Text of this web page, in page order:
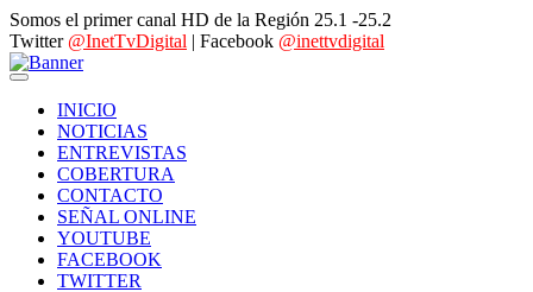
Somos el primer canal HD de la Región 25.1 -25.2
Twitter @InetTvDigital | Facebook @inettvdigital
INICIO
NOTICIAS
ENTREVISTAS
COBERTURA
CONTACTO
SEÑAL ONLINE
YOUTUBE
FACEBOOK
TWITTER